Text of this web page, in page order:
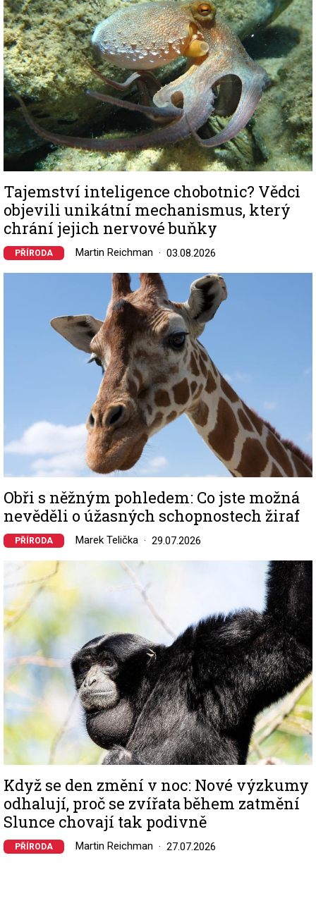
Tajemství inteligence chobotnic? Vědci
objevili unikátní mechanismus, který
chrání jejich nervové buňky
PŘÍRODA Martin Reichman 03.08.2026
Obři s něžným pohledem: Co jste možná
nevěděli o úžasných schopnostech žiraf
PŘÍRODA Marek Telička 29.07.2026
Image
Když se den změní v noc: Nové výzkumy
odhalují, proč se zvířata během zatmění
Slunce chovají tak podivně
PŘÍRODA Martin Reichman 27.07.2026